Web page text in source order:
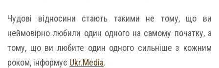
Чудові відносини стають такими не тому, що ви
неймовірно любили один одного на самому початку, а
тому, що ви любите один одного сильніше з кожним
роком, інформує Ukr.Media.